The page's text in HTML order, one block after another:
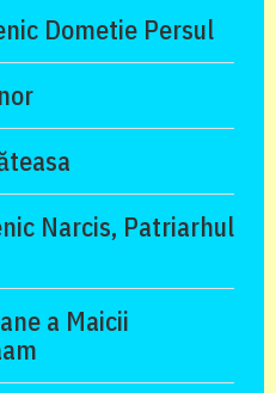
Dometie Persul
Narcis, Patriarhul
a Maicii